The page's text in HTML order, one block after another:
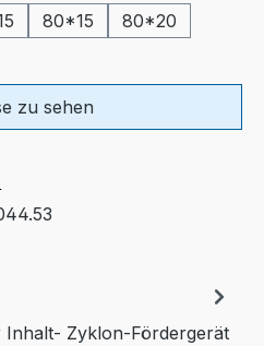
80*15
80*20
zu sehen
Inhalt- Zyklon-Fördergerät